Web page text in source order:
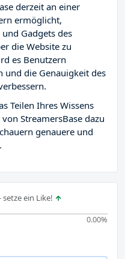
derzeit an einer
ermöglicht,
Gadgets des
die Website zu
es Benutzern
und die Genauigkeit des
Teilen Ihres Wissens
StreamersBase dazu
genauere und
ein Like!
0.00%